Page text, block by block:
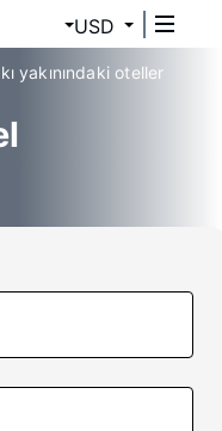
USD
yakınındaki oteller